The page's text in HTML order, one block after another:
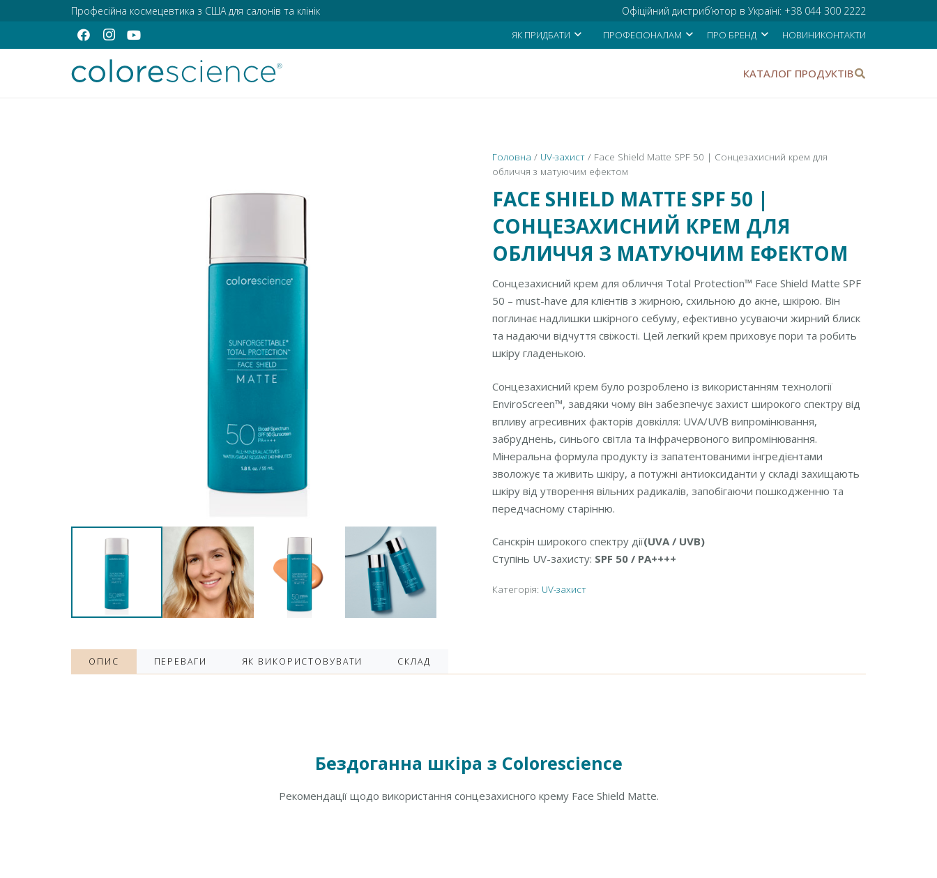
ЯК ПРИДБАТИ ПРОФЕСІОНАЛАМ ПРО БРЕНД НОВИНИКОНТАКТИ
КАТАЛОГ ПРОДУКТІВ
Професійна космецевтика з США для салонів та клінік Офіційний дистриб’ютор в Україні: +38 044 300 2222
Головна / UV-захист / Face Shield Matte SPF 50 | Сонцезахисний крем для
обличчя з матуючим ефектом
FACE SHIELD MATTE SPF 50 |
СОНЦЕЗАХИСНИЙ КРЕМ ДЛЯ
ОБЛИЧЧЯ З МАТУЮЧИМ ЕФЕКТОМ
Сонцезахисний крем для обличчя Total Protection™ Face Shield Matte SPF
50 – must-have для клієнтів з жирною, схильною до акне, шкірою. Він
поглинає надлишки шкірного себуму, ефективно усуваючи жирний блиск
та надаючи відчуття свіжості. Цей легкий крем приховує пори та робить
шкіру гладенькою.
Сонцезахисний крем було розроблено із використанням технології
EnviroScreen™, завдяки чому він забезпечує захист широкого спектру від
впливу агресивних факторів довкілля: UVA/UVB випромінювання,
забруднень, синього світла та інфрачервоного випромінювання.
Мінеральна формула продукту із запатентованими інгредієнтами
зволожує та живить шкіру, а потужні антиоксиданти у складі захищають
шкіру від утворення вільних радикалів, запобігаючи пошкодженню та
передчасному старінню.
Санскрін широкого спектру дії(UVA / UVB)
Ступінь UV-захисту: SPF 50 / PA++++
Категорія: UV-захист
ОПИС ПЕРЕВАГИ ЯК ВИКОРИСТОВУВАТИ СКЛАД
Бездоганна шкіра з Colorescience
Рекомендації щодо використання сонцезахисного крему Face Shield Matte.